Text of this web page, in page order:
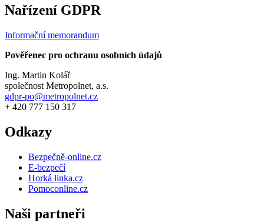
Nařízení GDPR
Informační memorandum
Pověřenec pro ochranu osobních údajů
Ing. Martin Kolář
společnost Metropolnet, a.s.
gdpr-po@metropolnet.cz
+ 420 777 150 317
Odkazy
Bezpečně-online.cz
E-bezpečí
Horká linka.cz
Pomoconline.cz
Naši partneři